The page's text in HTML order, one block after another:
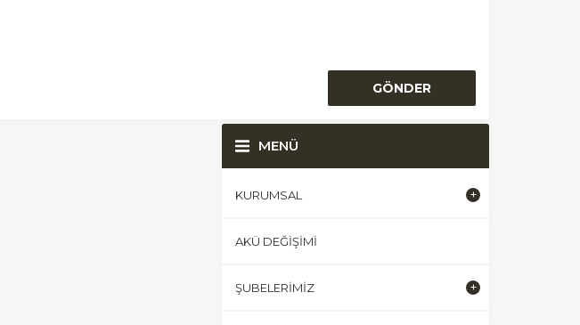
MENÜ
KURUMSAL
AKÜ DEĞIŞIMI
ŞUBELERIMIZ